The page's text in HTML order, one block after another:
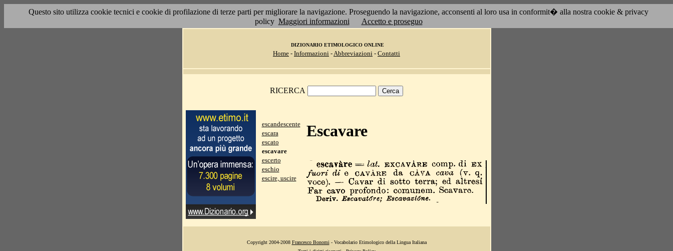
Questo sito utilizza cookie tecnici e cookie di profilazione di terze parti per migliorare la navigazione. Proseguendo la navigazione, acconsenti al loro usa in conformit� alla nostra cookie & privacy
policy Maggiori informazioni Accetto e proseguo
DIZIONARIO ETIMOLOGICO ONLINE
Home - Informazioni -Abbreviazioni - Contatti
RICERCA
escandescente
escara
escato
escavare
escerto
eschio
escire, uscire
Escavare
Copyright 2004-2008 Francesco Bonomi - Vocabolario Etimologico della Lingua Italiana